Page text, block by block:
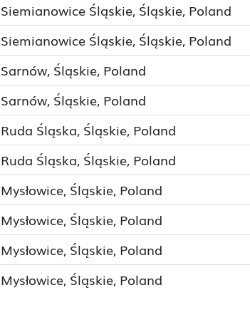
Siemianowice Śląskie, Śląskie, Poland
Siemianowice Śląskie, Śląskie, Poland
Sarnów, Śląskie, Poland
Sarnów, Śląskie, Poland
Ruda Śląska, Śląskie, Poland
Ruda Śląska, Śląskie, Poland
Mysłowice, Śląskie, Poland
Mysłowice, Śląskie, Poland
Mysłowice, Śląskie, Poland
Mysłowice, Śląskie, Poland